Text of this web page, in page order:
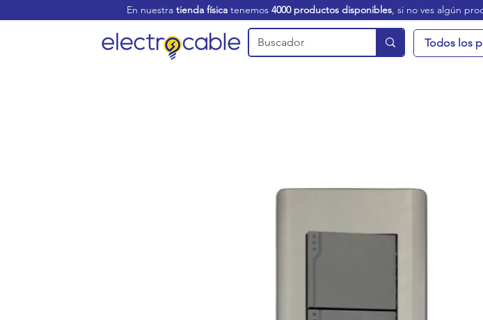
En nuestra tienda física tenemos 4000 productos disponibles, si no ves algún
Todos los